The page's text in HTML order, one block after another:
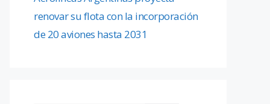
renovar su flota con la incorporación
de 20 aviones hasta 2031